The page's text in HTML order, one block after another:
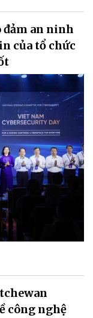
đảm an ninh
của tổ chức
công nghệ